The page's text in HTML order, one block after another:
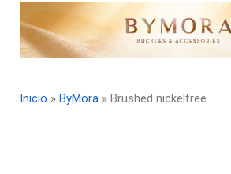
Inicio » ByMora » Brushed nickelfree